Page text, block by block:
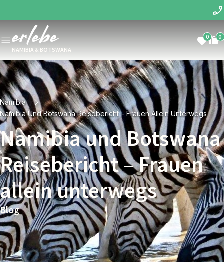
NAMIBIA & BOTSWANA
0 0
Namibia
Namibia Und Botswana Reisebericht – Frauen Allein Unterwegs
Namibia und Botswana
Reisebericht – Frauen
allein unterwegs
Blog